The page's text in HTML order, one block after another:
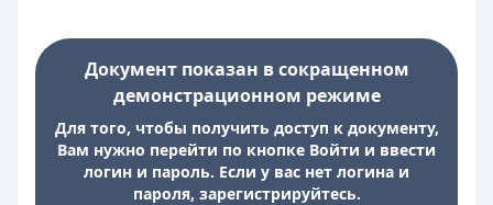
Документ показан в сокращенном
демонстрационном режиме
Для того, чтобы получить доступ к документу,
Вам нужно перейти по кнопке Войти и ввести
логин и пароль. Если у вас нет логина и
пароля, зарегистрируйтесь.